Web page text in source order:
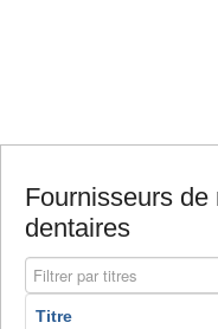
Fournisseurs
dentaires
Filtrer par titres
Titre